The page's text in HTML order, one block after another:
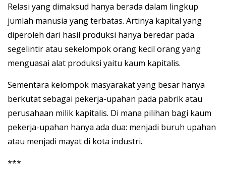
Relasi yang dimaksud hanya berada dalam lingkup
jumlah manusia yang terbatas. Artinya kapital yang
diperoleh dari hasil produksi hanya beredar pada
segelintir atau sekelompok orang kecil orang yang
menguasai alat produksi yaitu kaum kapitalis.
Sementara kelompok masyarakat yang besar hanya
berkutat sebagai pekerja-upahan pada pabrik atau
perusahaan milik kapitalis. Di mana pilihan bagi kaum
pekerja-upahan hanya ada dua: menjadi buruh upahan
atau menjadi mayat di kota industri.
***